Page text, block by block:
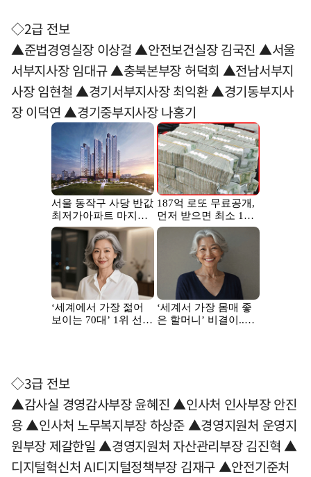
◇2급 전보
▲준법경영실장 이상걸 ▲안전보건실장 김국진 ▲서울
서부지사장 임대규 ▲충북본부장 허덕회 ▲전남서부지
사장 임현철 ▲경기서부지사장 최익환 ▲경기동부지사
장 이덕연 ▲경기중부지사장 나홍기
◇3급 전보
▲감사실 경영감사부장 윤혜진 ▲인사처 인사부장 안진
용 ▲인사처 노무복지부장 하상준 ▲경영지원처 운영지
원부장 제갈한일 ▲경영지원처 자산관리부장 김진혁 ▲
디지털혁신처 AI디지털정책부장 김재구 ▲안전기준처